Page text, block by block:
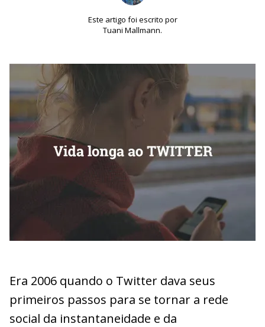
Este artigo foi escrito por
Tuani Mallmann.
Era 2006 quando o Twitter dava seus
primeiros passos para se tornar a rede
social da instantaneidade e da